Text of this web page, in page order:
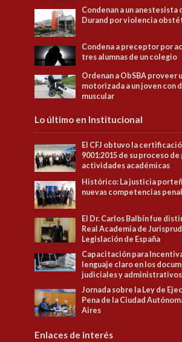
Condenan a un anestesista
Durand por violencia
Condena a preceptor por
tres alumnas de un colegio
Ordenan a ObSBA proveer
motorizada a un joven con
muscular
Lo último en Institucional
El CFJ obtuvo la
9001:2015 de su proceso
actividades académicas
Histórico: La justicia
nuevas competencias
El Dr. Carlos Balbín fue
Real Academia de
Legislación de España
Capacitación para
lenguaje claro en los
judiciales y administrativos
Jornada sobre la Ley de
Pena de la Ciudad
Aires
Enlaces de interés